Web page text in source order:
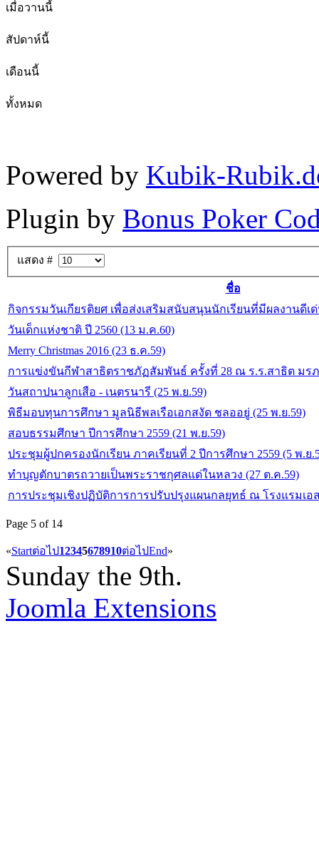
เมื่อวานนี้
สัปดาห์นี้
เดือนนี้
ทั้งหมด
Powered by Kubik-
Plugin by Bonus Poker
แสดง #
ชื่อ
กิจกรรมวันเกียรติยศ เพื่อส่งเสริมสนับสนุนนักเรียนที่มีผลงานดีเ
วันเด็กแห่งชาติ ปี 2560 (13 ม.ค.60)
Merry Christmas 2016 (23 ธ.ค.59)
การแข่งขันกีฬาสาธิตราชภัฏสัมพันธ์ ครั้งที่ 28 ณ ร.ร.สาธิต มรภ
วันสถาปนาลูกเสือ - เนตรนารี (25 พ.ย.59)
พิธีมอบทุนการศึกษา มูลนิธีพลเรือเอกสงัด ชลออยู่ (25 พ.ย.59)
สอบธรรมศึกษา ปีการศึกษา 2559 (21 พ.ย.59)
ประชุมผู้ปกครองนักเรียน ภาคเรียนที่ 2 ปีการศึกษา 2559 (5 พ.ย
ทำบุญตักบาตรถวายเป็นพระราชกุศลแด่ในหลวง (27 ต.ค.59)
การประชุมเชิงปฏิบัติการการปรับปรุงแผนกลยุทธ์ ณ โรงแรมเอส
Page 5 of 14
«Startต่อไป12345678910ต่อไปEnd»
Sunday the 9th.
Joomla Extensions